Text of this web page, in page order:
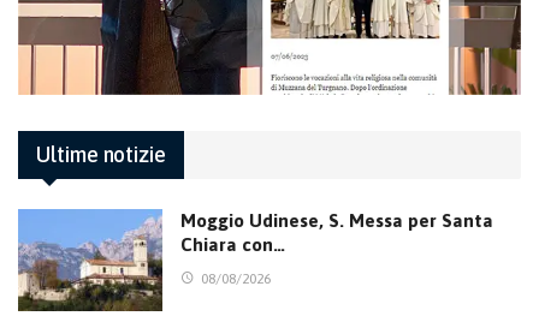
Ultime notizie
Moggio Udinese, S. Messa per Santa
Chiara con…
08/08/2026